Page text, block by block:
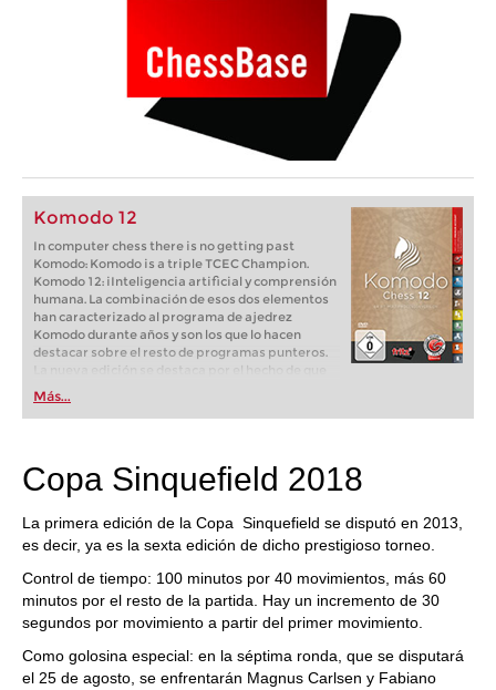
Komodo 12
In computer chess there is no getting past
Komodo: Komodo is a triple TCEC Champion.
Komodo 12: iInteligencia artificial y comprensión
humana. La combinación de esos dos elementos
han caracterizado al programa de ajedrez
Komodo durante años y son los que lo hacen
destacar sobre el resto de programas punteros.
La nueva edición se destaca por el hecho de que
"dos corazones laten en su pecho". Uno es el
módulo clásico de Komodo, en su nueva versión
perfeccionada. El segundo es el módulo Komodo
Más...
Copa Sinquefield 2018
La primera edición de la Copa Sinquefield se disputó en 2013,
es decir, ya es la sexta edición de dicho prestigioso torneo.
Control de tiempo: 100 minutos por 40 movimientos, más 60
minutos por el resto de la partida. Hay un incremento de 30
segundos por movimiento a partir del primer movimiento.
Como golosina especial: en la séptima ronda, que se disputará
el 25 de agosto, se enfrentarán Magnus Carlsen y Fabiano